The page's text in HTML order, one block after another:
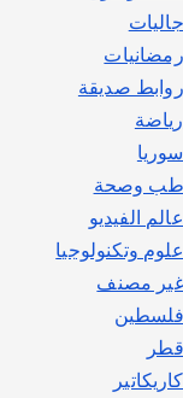
جاليات
رمضانيات
روابط صديقة
رياضة
سوريا
طب وصحة
عالم الفيديو
علوم وتكنولوجيا
غير مصنف
فلسطين
قطر
كاريكاتير